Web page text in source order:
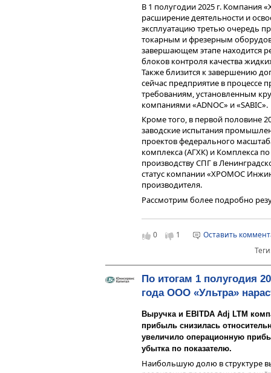
Выручка ООО «Феррум» за 6
относительно АППГ и составила
40,3 млн руб., что на 28,2% ниже
отметить существенный рост
2025 года по сравнению с 1
млрд руб. против 1,2 млрд руб.,
квартале против 1,2 млн руб. за
ключевой финансовый
компании без поправок на
деятельности, остался на том
Выручка по итогам 2025 года
прибыль – более 100 млн руб.
Деятельность Эмитента
Крупнейшим покупателем за 6
судостроительных и
«Красное Сормово», который
контрактном портфеле ООО
Выручка компании снизилась
периоду прошлого года до 52,6
рыночные условия, которые
дилеров от импортных
кредитам, уронившая конечный
причинами данного снижения.
В 1 полугодии 2025 г.
расширение деятельности и
эксплуатацию третью очередь
токарным и фрезерным
завершающем этапе находится
блоков контроля качества
Также близится к завершению
сейчас предприятие в процессе
требованиям, установленным
компаниями «ADNOC» и «SABIC».
Кроме того, в первой половине
заводские испытания
проектов федерального
комплекса (АГХК) и Комплекса
производству СПГ в
статус компании «ХРОМОС
производителя.
Рассмотрим более подробно
0 1
Оставить
По итогам 1 полугодия
года ООО «Ультра»
Выручка и EBITDA Adj LTM
прибыль снизилась
увеличило операционную
убытка по показателю.
Наибольшую долю в структуре